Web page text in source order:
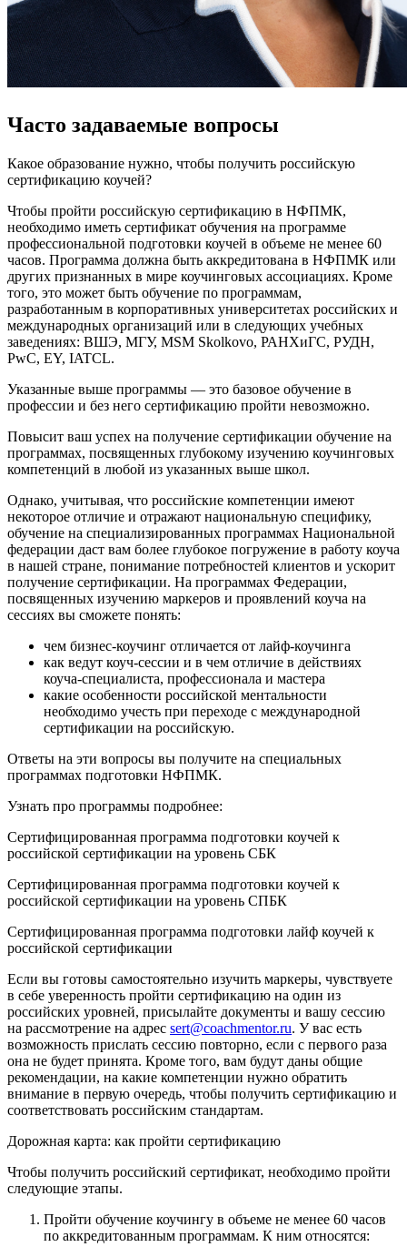
Часто задаваемые вопросы
Какое образование нужно, чтобы получить российскую
сертификацию коучей?
Чтобы пройти российскую сертификацию в НФПМК,
необходимо иметь сертификат обучения на программе
профессиональной подготовки коучей в объеме не менее 60
часов. Программа должна быть аккредитована в НФПМК или
других признанных в мире коучинговых ассоциациях. Кроме
того, это может быть обучение по программам,
разработанным в корпоративных университетах российских и
международных организаций или в следующих учебных
заведениях: ВШЭ, МГУ, MSM Skolkovo, РАНХиГС, РУДН,
PwC, EY, IATCL.
Указанные выше программы — это базовое обучение в
профессии и без него сертификацию пройти невозможно.
Повысит ваш успех на получение сертификации обучение на
программах, посвященных глубокому изучению коучинговых
компетенций в любой из указанных выше школ.
Однако, учитывая, что российские компетенции имеют
некоторое отличие и отражают национальную специфику,
обучение на специализированных программах Национальной
федерации даст вам более глубокое погружение в работу коуча
в нашей стране, понимание потребностей клиентов и ускорит
получение сертификации. На программах Федерации,
посвященных изучению маркеров и проявлений коуча на
сессиях вы сможете понять:
чем бизнес-коучинг отличается от лайф-коучинга
как ведут коуч-сессии и в чем отличие в действиях
коуча-специалиста, профессионала и мастера
какие особенности российской ментальности
необходимо учесть при переходе с международной
сертификации на российскую.
Ответы на эти вопросы вы получите на специальных
программах подготовки НФПМК.
Узнать про программы подробнее:
Сертифицированная программа подготовки коучей к
российской сертификации на уровень СБК
Сертифицированная программа подготовки коучей к
российской сертификации на уровень СПБК
Сертифицированная программа подготовки лайф коучей к
российской сертификации
Если вы готовы самостоятельно изучить маркеры, чувствуете
в себе уверенность пройти сертификацию на один из
российских уровней, присылайте документы и вашу сессию
на рассмотрение на адрес sert@coachmentor.ru. У вас есть
возможность прислать сессию повторно, если с первого раза
она не будет принята. Кроме того, вам будут даны общие
рекомендации, на какие компетенции нужно обратить
внимание в первую очередь, чтобы получить сертификацию и
соответствовать российским стандартам.
Дорожная карта: как пройти сертификацию
Чтобы получить российский сертификат, необходимо пройти
следующие этапы.
Пройти обучение коучингу в объеме не менее 60 часов
по аккредитованным программам. К ним относятся: